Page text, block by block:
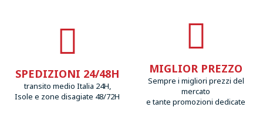
SPEDIZIONI 24/48H
transito medio Italia 24H,
Isole e zone disagiate 48/72H
MIGLIOR PREZZO
Sempre i migliori prezzi del
mercato
e tante promozioni dedicate